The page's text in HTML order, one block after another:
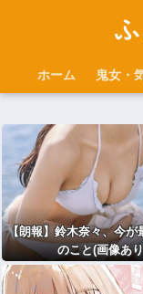
ホーム 鬼女・
【朗報】鈴木奈々、今が
のこと(画像あ